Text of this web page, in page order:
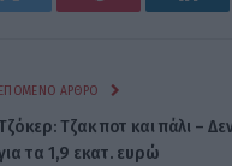
Twitter Pinterest
ΕΠΌΜΕΝΟ ΆΡΘΡΟ
Τζακ ποτ και πάλι –
τα 1,9 εκατ. ευρώ